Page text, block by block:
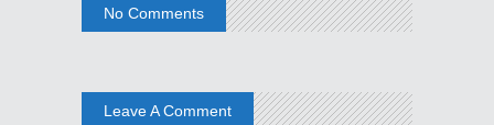
No Comments
Leave A Comment